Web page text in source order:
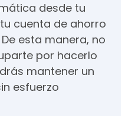
desde tu
cuenta de ahorro
esta manera, no
por hacerlo
mantener un
esfuerzo